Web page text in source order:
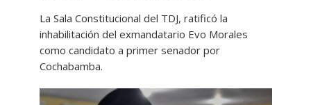
La Sala Constitucional del TDJ, ratificó la
inhabilitación del exmandatario Evo Morales
como candidato a primer senador por
Cochabamba.